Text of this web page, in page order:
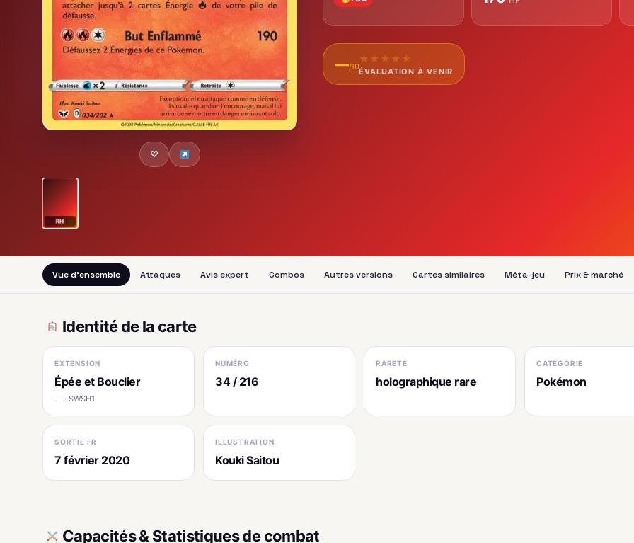
♡
RH
—/10
★ ★ ★ ★ ★
ÉVALUATION À VENIR
Vue d'ensemble Attaques Avis expert Combos Autres versions Cartes similaires Méta-jeu Prix & marché
Identité de la carte
EXTENSION
Épée et Bouclier
— · SWSH1
NUMÉRO
34 / 216
RARETÉ
holographique rare
CATÉGORIE
Pokémon
SORTIE FR
7 février 2020
ILLUSTRATION
Kouki Saitou
Capacités & Statistiques de combat